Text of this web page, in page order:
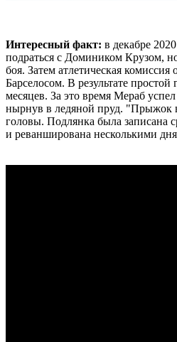
Интересный факт: в декабре
подраться с Домиником Крузом,
боя. Затем атлетическая комиссия
Барселосом. В результате простой
месяцев. За это время Мераб
нырнув в ледяной пруд. "Прыжок
головы. Подлянка была записана
и реванширована несколькими